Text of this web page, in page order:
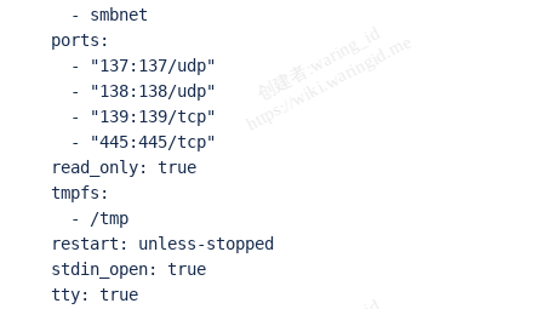
      - smbnet
    ports:
      - "137:137/udp"
      - "138:138/udp"
      - "139:139/tcp"
      - "445:445/tcp"
    read_only: true
    tmpfs:
      - /tmp
    restart: unless-stopped
    stdin_open: true
    tty: true